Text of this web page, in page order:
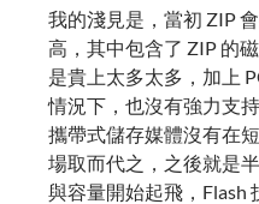
我的淺見是，當初 ZIP
高，其中包含了 ZIP 的
是貴上太多太多，加上
情況下，也沒有強力支
攜帶式儲存媒體沒有在
場取而代之，之後就是
與容量開始起飛，Flash